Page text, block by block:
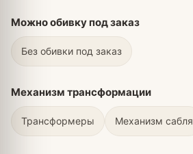
Можно обивку под заказ
Без обивки под заказ
Механизм трансформации
Трансформеры Механизм сабля